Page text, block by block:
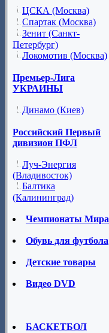
ЦСКА (Москва)
Спартак (Москва)
Зенит (Санкт-
Петербург)
Локомотив (Москва)
Премьер-Лига
УКРАИНЫ
Динамо (Киев)
Российский Первый
дивизион ПФЛ
Луч-Энергия
(Владивосток)
Балтика
(Калининград)
Чемпионаты Мира
Обувь для футбола
Детские товары
Видео DVD
БАСКЕТБОЛ